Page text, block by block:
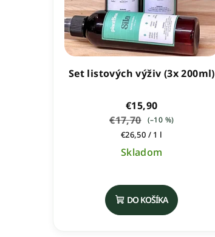
Set listových výživ (3x 200ml)
€15,90
€17,70
(–10 %)
Jednotková
cena:
€26,50 / 1 l
Skladom
hodnotenie
produktu
je
DO KOŠÍKA